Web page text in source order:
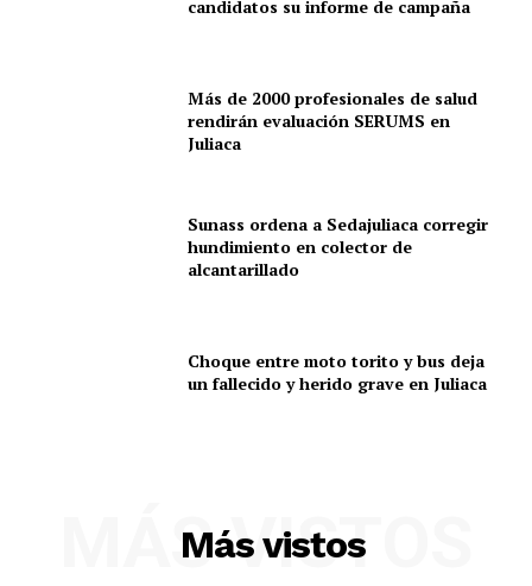
Diario los Andes
candidatos su informe de campaña
Más de 2000 profesionales de salud
rendirán evaluación SERUMS en
Juliaca
Sunass ordena a Sedajuliaca corregir
hundimiento en colector de
alcantarillado
Choque entre moto torito y bus deja
un fallecido y herido grave en Juliaca
Más vistos
MÁS VISTOS